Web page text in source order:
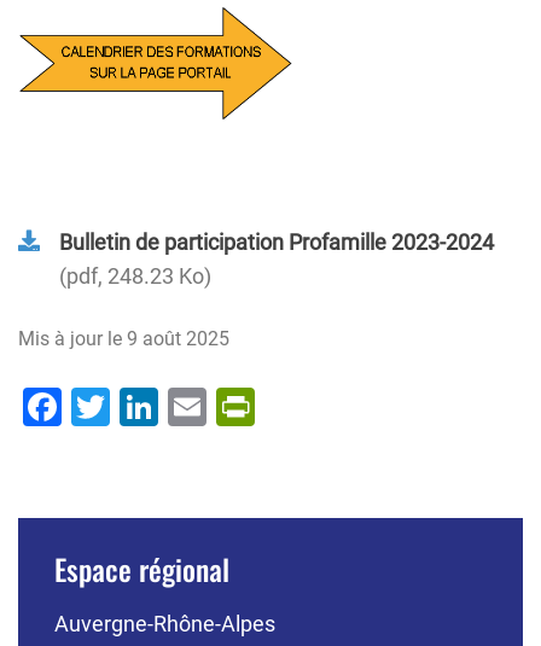
Bulletin de participation Profamille 2023-2024
pdf, 248.23 Ko
Mis à jour le 9 août 2025
Facebook
Twitter
LinkedIn
Email
Espace régional
Auvergne-Rhône-Alpes